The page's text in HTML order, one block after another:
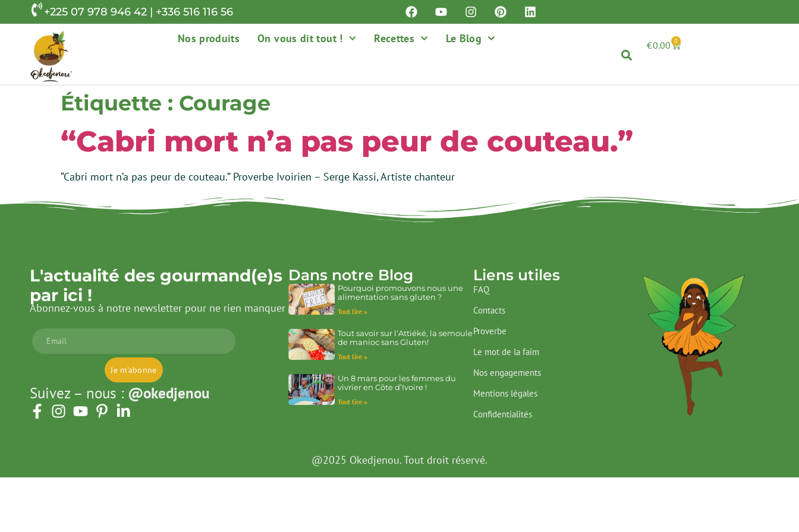
+225 07 978 946 42 | +336 516 116 56
Nos produits On vous dit tout ! Recettes Le Blog €0.00 0
Étiquette : Courage
“Cabri mort n’a pas peur de couteau.”
“Cabri mort n’a pas peur de couteau.” Proverbe Ivoirien – Serge Kassi, Artiste chanteur
L'actualité des gourmand(e)s
par ici !
Abonnez-vous à notre newsletter pour ne rien manquer
Je m'abonne
Suivez – nous : @okedjenou
Dans notre Blog
Pourquoi promouvons nous une
alimentation sans gluten ?
Tout lire »
Tout savoir sur l’Attiéké, la semoule
de manioc sans Gluten!
Tout lire »
Un 8 mars pour les femmes du
vivrier en Côte d’Ivoire !
Tout lire »
Liens utiles
FAQ
Contacts
Proverbe
Le mot de la faim
Nos engagements
Mentions légales
Confidentialités
@2025 Okedjenou. Tout droit réservé.